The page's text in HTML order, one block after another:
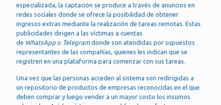
especializada, la captación se produce a través de anuncios en
redes sociales donde se ofrece la posibilidad de obtener
ingresos extras mediante la realización de tareas remotas. Estas
publicidades dirigen a las víctimas a cuentas
de WhatsApp o Telegramdonde son atendidas por supuestos
representantes de las compañías, quienes les indican que se
registren en una plataforma para comenzar con sus tareas.
Una vez que las personas acceden al sistema son redirigidas a
un repositorio de productos de empresas reconocidas en el que
deben comprar y luego vender a un mayor costo los insumos